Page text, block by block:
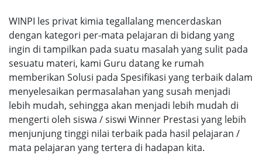
WINPI les privat kimia tegallalang mencerdaskan
dengan kategori per-mata pelajaran di bidang yang
ingin di tampilkan pada suatu masalah yang sulit pada
sesuatu materi, kami Guru datang ke rumah
memberikan Solusi pada Spesifikasi yang terbaik dalam
menyelesaikan permasalahan yang susah menjadi
lebih mudah, sehingga akan menjadi lebih mudah di
mengerti oleh siswa / siswi Winner Prestasi yang lebih
menjunjung tinggi nilai terbaik pada hasil pelajaran /
mata pelajaran yang tertera di hadapan kita.